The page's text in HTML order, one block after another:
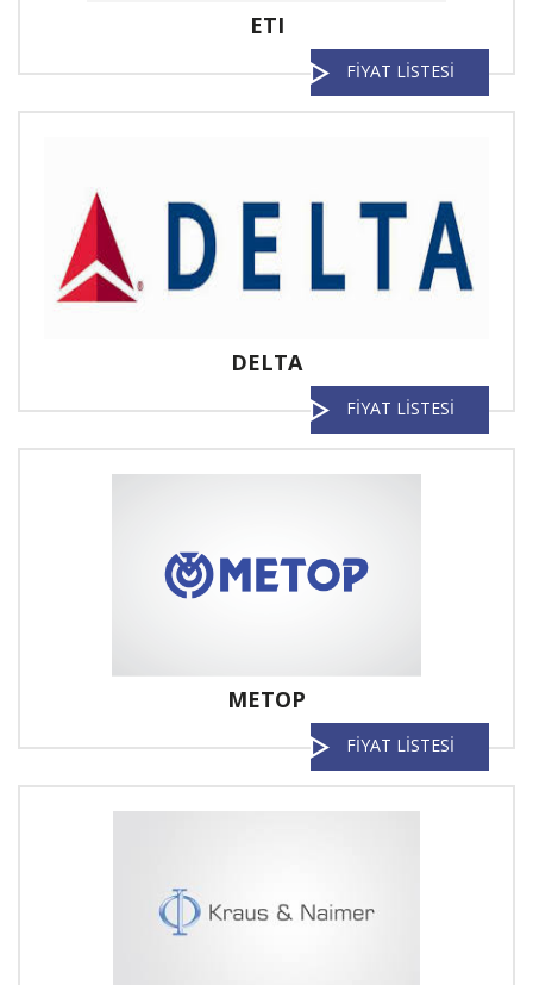
ETI
FİYAT LİSTESİ
DELTA
FİYAT LİSTESİ
METOP
FİYAT LİSTESİ